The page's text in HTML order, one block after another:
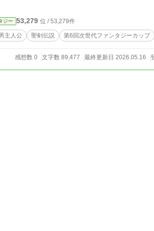
ジー 53,279 位 / 53,279件
主人公 聖剣伝説 第6回次世代ファンタジーカップ
感想数 0 文字数 89,477 最終更新日 2026.05.16